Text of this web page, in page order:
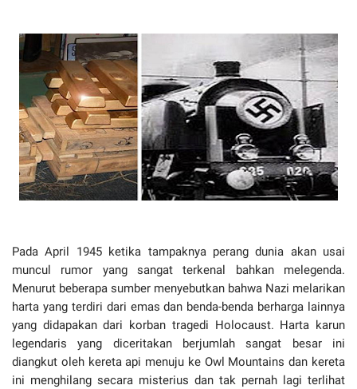
Pada April 1945 ketika tampaknya perang dunia akan usai
muncul rumor yang sangat terkenal bahkan melegenda.
Menurut beberapa sumber menyebutkan bahwa Nazi melarikan
harta yang terdiri dari emas dan benda-benda berharga lainnya
yang didapakan dari korban tragedi Holocaust. Harta karun
legendaris yang diceritakan berjumlah sangat besar ini
diangkut oleh kereta api menuju ke Owl Mountains dan kereta
ini menghilang secara misterius dan tak pernah lagi terlihat